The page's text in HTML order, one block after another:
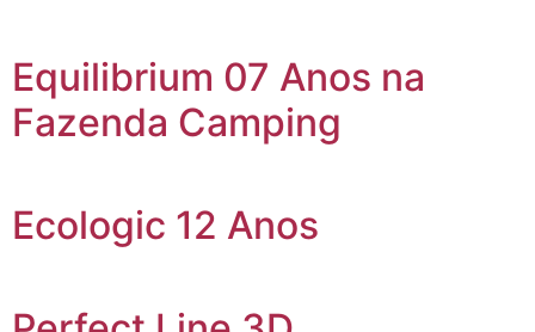
Equilibrium 07 Anos na
Fazenda Camping
Ecologic 12 Anos